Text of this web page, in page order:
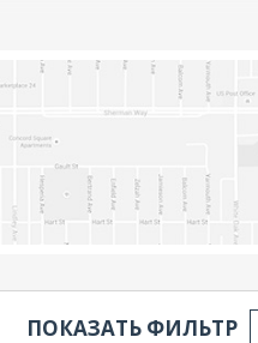
ПОКАЗАТЬ ФИЛЬТР